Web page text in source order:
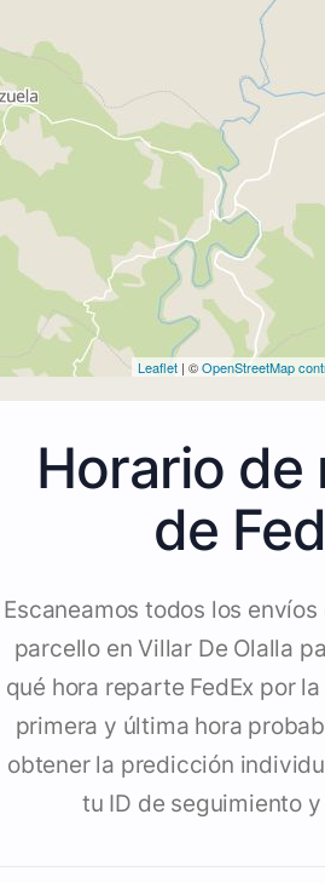
Leaflet | ©OpenStreetMap
Horario de
de
Escaneamos todos los
parcello en Villar De Olalla
qué hora reparte FedEx por
primera y última hora
obtener la predicción
tu ID de seguimiento